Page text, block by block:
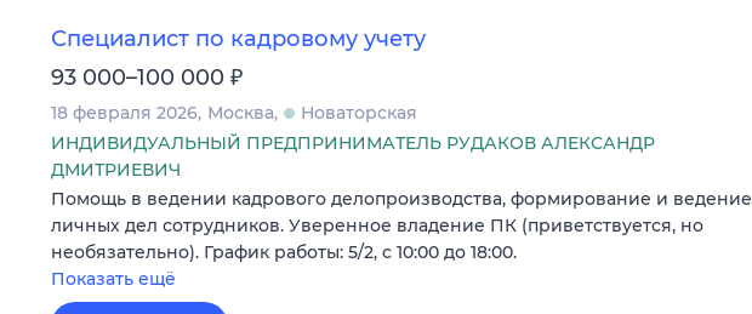
Специалист по кадровому учету
93 000–100 000 ₽
18 февраля 2026 Москва
Новаторская
ИНДИВИДУАЛЬНЫЙ ПРЕДПРИНИМАТЕЛЬ РУДАКОВ АЛЕКСАНДР
ДМИТРИЕВИЧ
Помощь в ведении кадрового делопроизводства, формирование и ведение
личных дел сотрудников. Уверенное владение ПК (приветствуется, но
необязательно). График работы: 5/2, с 10:00 до 18:00.
Показать ещё